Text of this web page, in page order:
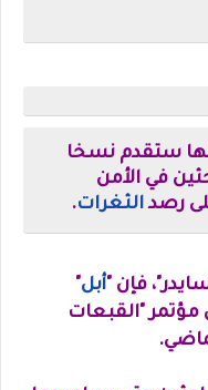
ستقدم نسخا
في الأمن
رصدالثغرات.
فإن "أبل"
مؤتمر "القبعات